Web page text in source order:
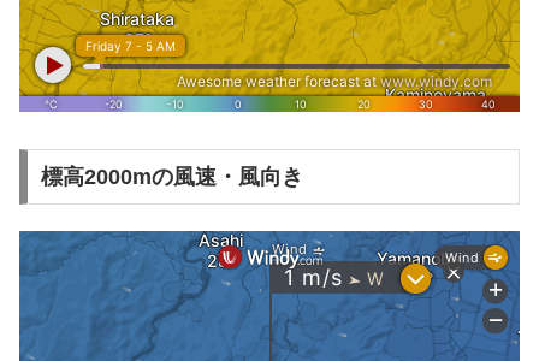
標高2000mの風速・風向き